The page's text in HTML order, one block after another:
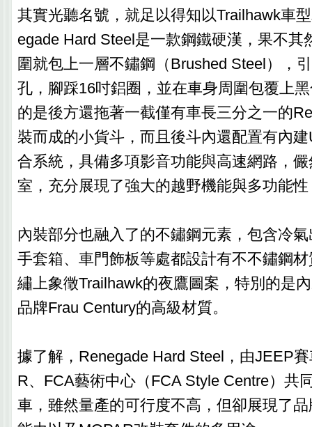
其實光聽名號，就足以得知以Trailhawk車
egade Hard Steel是一款鋼鐵硬漢，果不其
圍就包上一層不鏽鋼（Brushed Steel），
孔，腳踩16吋鋁圈，並在車身周圍包覆上
的是後方還拖著一截僅有車長三分之一的
裝而成的小貨斗，而且後斗內還配置有內
合系統，具備多項影音功能與高速網路，
室，充分展現了強大的越野機能與多功能性
內裝部分也融入了的不鏽鋼元素，包含冷
手套箱、車門飾板等處都設計有不不鏽鋼
繡上象徵Trailhawk的夜鷹圖案，特別的是
品牌Frau Century的高級材質。
據了解，Renegade Hard Steel，由JEEP
R、FCA藝術中心（FCA Style Centre）共
車，雖然量產的可行度不高，但卻展現了